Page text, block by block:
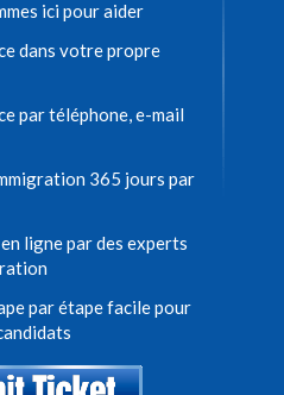
ici pour aider
dans votre propre
par téléphone, e-mail
365 jours par
ligne par des experts
par étape facile pour